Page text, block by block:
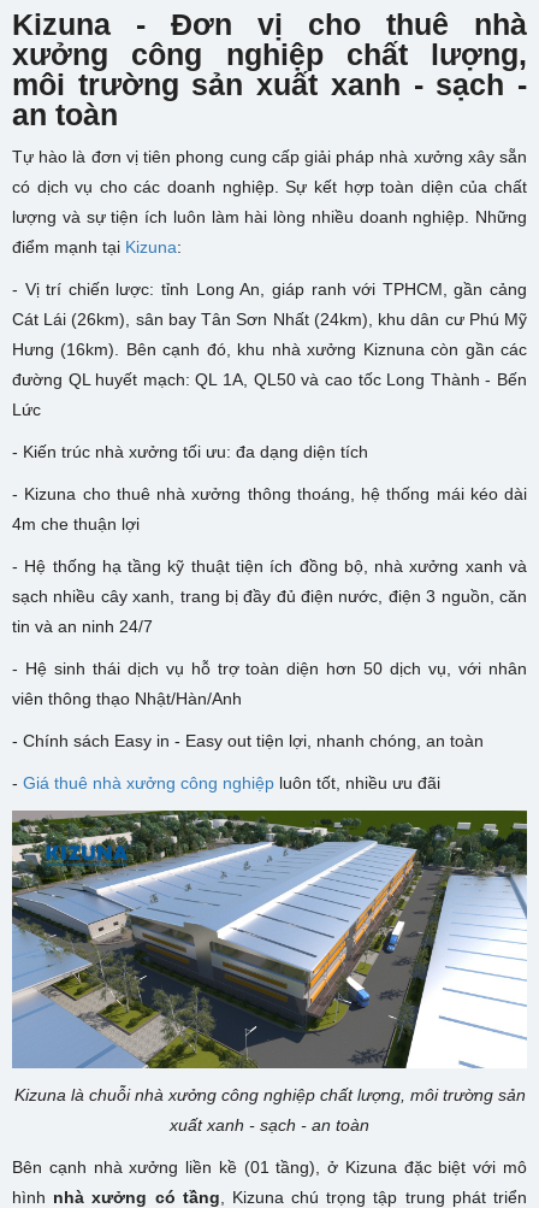
Kizuna - Đơn vị cho thuê nhà
xưởng công nghiệp chất lượng,
môi trường sản xuất xanh - sạch -
an toàn
Tự hào là đơn vị tiên phong cung cấp giải pháp nhà xưởng xây sẵn
có dịch vụ cho các doanh nghiệp. Sự kết hợp toàn diện của chất
lượng và sự tiện ích luôn làm hài lòng nhiều doanh nghiệp. Những
điểm mạnh tại Kizuna:
- Vị trí chiến lược: tỉnh Long An, giáp ranh với TPHCM, gần cảng
Cát Lái (26km), sân bay Tân Sơn Nhất (24km), khu dân cư Phú Mỹ
Hưng (16km). Bên cạnh đó, khu nhà xưởng Kiznuna còn gần các
đường QL huyết mạch: QL 1A, QL50 và cao tốc Long Thành - Bến
Lức
- Kiến trúc nhà xưởng tối ưu: đa dạng diện tích
- Kizuna cho thuê nhà xưởng thông thoáng, hệ thống mái kéo dài
4m che thuận lợi
- Hệ thống hạ tầng kỹ thuật tiện ích đồng bộ, nhà xưởng xanh và
sạch nhiều cây xanh, trang bị đầy đủ điện nước, điện 3 nguồn, căn
tin và an ninh 24/7
- Hệ sinh thái dịch vụ hỗ trợ toàn diện hơn 50 dịch vụ, với nhân
viên thông thạo Nhật/Hàn/Anh
- Chính sách Easy in - Easy out tiện lợi, nhanh chóng, an toàn
- Giá thuê nhà xưởng công nghiệp luôn tốt, nhiều ưu đãi
Kizuna là chuỗi nhà xưởng công nghiệp chất lượng, môi trường sản
xuất xanh - sạch - an toàn
Bên cạnh nhà xưởng liền kề (01 tầng), ở Kizuna đặc biệt với mô
hình nhà xưởng có tầng , Kizuna chú trọng tập trung phát triển